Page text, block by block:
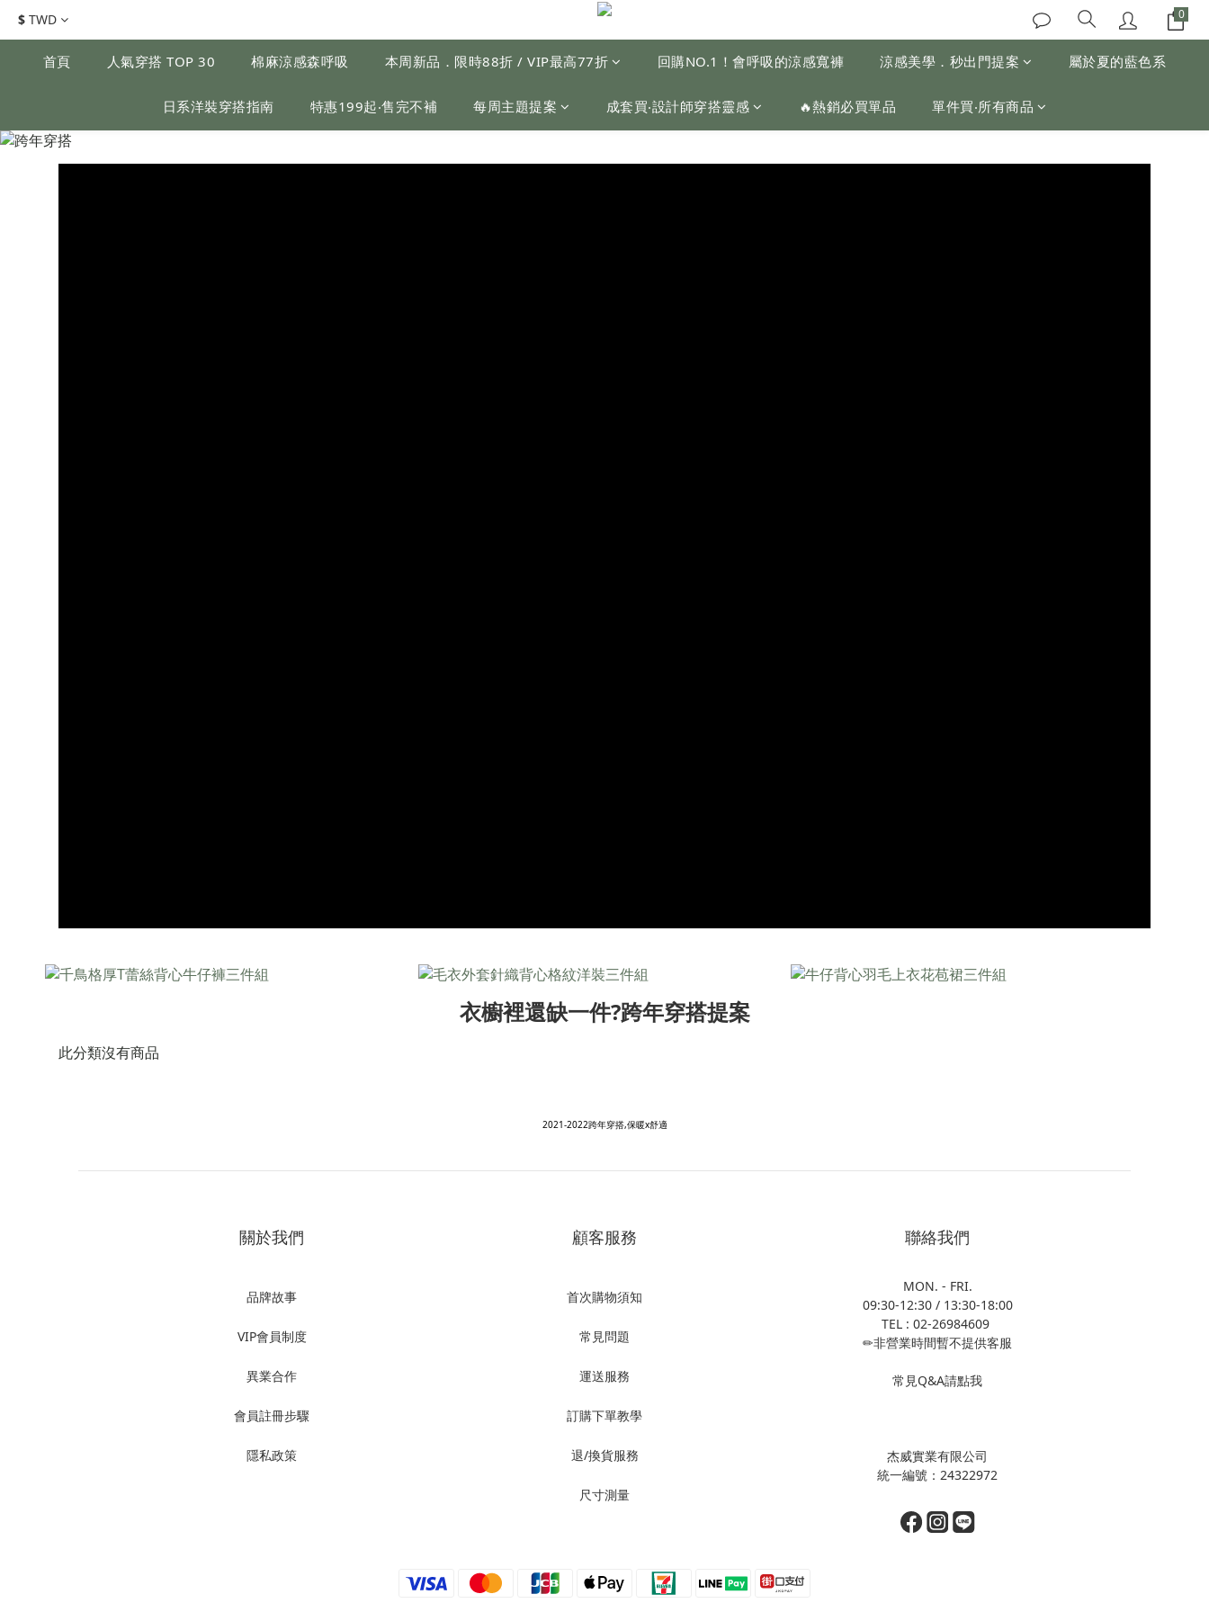
$ TWD
首頁 人氣穿搭 TOP 30 棉麻涼感森呼吸 本周新品．限時88折 / VIP最高77折 回購NO.1！會呼吸的涼感寬褲 涼感美學．秒出門提案 屬於夏的藍色系
日系洋裝穿搭指南 特惠199起‧售完不補 每周主題提案 成套買‧設計師穿搭靈感 🔥熱銷必買單品 單件買‧所有商品
衣櫥裡還缺一件?跨年穿搭提案
此分類沒有商品
2021-2022跨年穿搭,保暖x舒適
關於我們
品牌故事
VIP會員制度
異業合作
會員註冊步驟
隱私政策
顧客服務
首次購物須知
常見問題
運送服務
訂購下單教學
退/換貨服務
尺寸測量
聯絡我們
MON. - FRI.
09:30-12:30 / 13:30-18:00
TEL : 02-26984609
✏非營業時間暫不提供客服
常見Q&A請點我
杰威實業有限公司
統一編號：24322972